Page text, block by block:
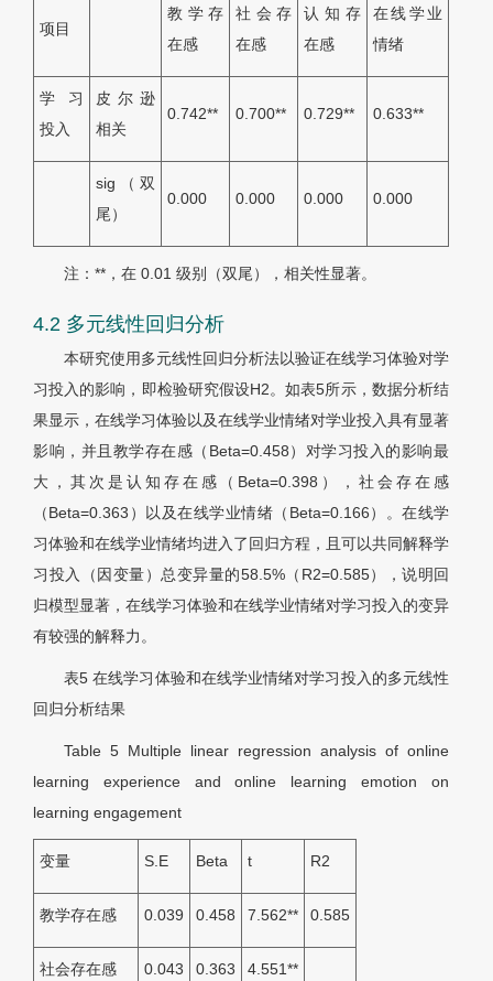
项目
教学存
在感
社会存
在感
认知存
在感
在线学业
情绪
学习
投入
皮尔逊
相关
0.742** 0.700** 0.729** 0.633**
sig（双
尾）
0.000 0.000 0.000 0.000
注：**，在 0.01 级别（双尾），相关性显著。
4.2 多元线性回归分析
本研究使用多元线性回归分析法以验证在线学习体验对学
习投入的影响，即检验研究假设H2。如表5所示，数据分析结
果显示，在线学习体验以及在线学业情绪对学业投入具有显著
影响，并且教学存在感（Beta=0.458）对学习投入的影响最
大，其次是认知存在感（Beta=0.398），社会存在感
（Beta=0.363）以及在线学业情绪（Beta=0.166）。在线学
习体验和在线学业情绪均进入了回归方程，且可以共同解释学
习投入（因变量）总变异量的58.5%（R2=0.585），说明回
归模型显著，在线学习体验和在线学业情绪对学习投入的变异
有较强的解释力。
表5在线学习体验和在线学业情绪对学习投入的多元线性
回归分析结果
Table 5 Multiple linear regression analysis of online
learning experience and online learning emotion on
learning engagement
变量 S.E Beta t R2
教学存在感 0.039 0.458 7.562** 0.585
社会存在感 0.043 0.363 4.551**